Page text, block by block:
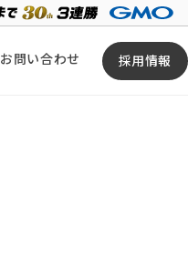
お問い合わせ 採用情報